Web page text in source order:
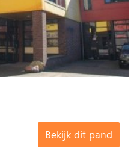
Bekijk dit pand